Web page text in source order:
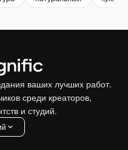
ваших лучших работ.
среди креаторов,
и студий.